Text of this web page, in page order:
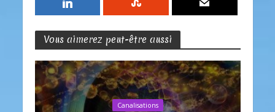
Vous aimerez peut-être aussi
Canalisations